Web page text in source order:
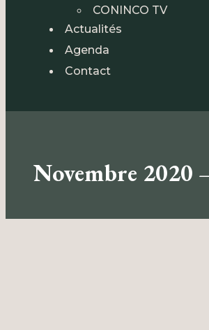
CONINCO TV
Actualités
Agenda
Contact
Novembre 2020